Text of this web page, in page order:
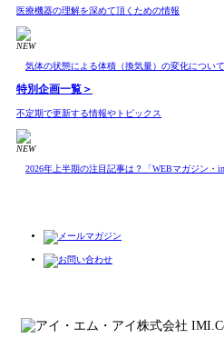
医療機器の理解を深めて頂くための情報
NEW
気体の状態による体積（換気量）の変化について
特別企画一覧＞
不定期で更新する情報やトピックス
NEW
2026年上半期の注目記事は？「WEBマガジン・